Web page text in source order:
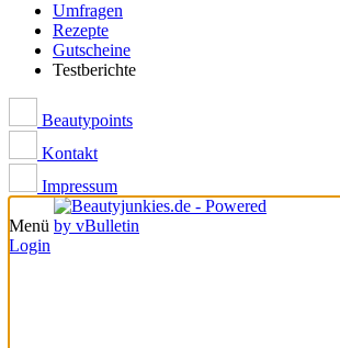
Umfragen
Rezepte
Gutscheine
Testberichte
Beautypoints
Kontakt
Impressum
Menü
Login